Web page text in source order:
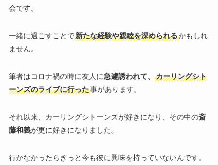
会です。
一緒に過ごすことで新たな経験や親睦を深められるかもしれ
ません。
筆者はコロナ禍の時に友人に急遽誘われて、
カーリングシト
ーンズのライブに行った事があります。
それ以来、カーリングシトーンズが好きになり、その中の斎
藤和義が更に好きになりました。
行かなかったらきっと今も彼に興味を持っていないんです。